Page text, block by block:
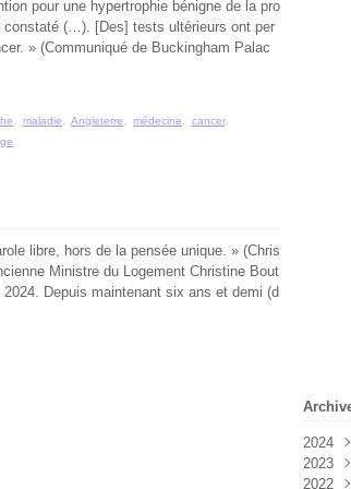
pour une hypertrophie bénigne de la pro
(…). [Des] tests ultérieurs ont per
» (Communiqué de Buckingham Palac
maladie Angleterre médecine cancer,
libre, hors de la pensée unique. » (Chris
Ministre du Logement Christine Bout
Depuis maintenant six ans et demi (d
2024
2023
2022